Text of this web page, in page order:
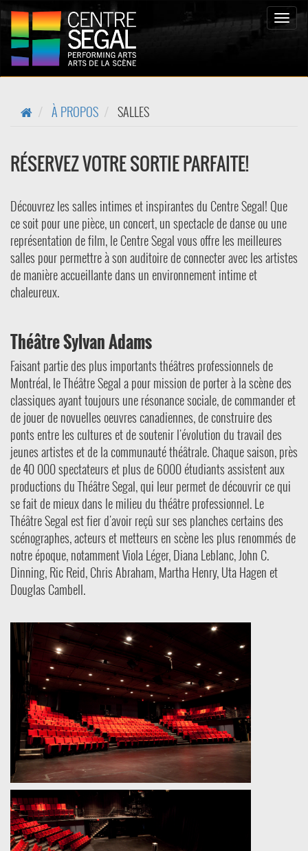
la
À PROPOS SALLES
RÉSERVEZ VOTRE SORTIE PARFAITE!
Découvrez les salles intimes et inspirantes du Centre Segal! Que
ce soit pour une pièce, un concert, un spectacle de danse ou une
représentation de film, le Centre Segal vous offre les meilleures
salles pour permettre à son auditoire de connecter avec les artistes
de manière accueillante dans un environnement intime et
chaleureux.
Théâtre Sylvan Adams
Faisant partie des plus importants théâtres professionnels de
Montréal, le Théâtre Segal a pour mission de porter à la scène des
classiques ayant toujours une résonance sociale, de commander et
de jouer de novuelles oeuvres canadiennes, de construire des
ponts entre les cultures et de soutenir l'évolution du travail des
jeunes artistes et de la communauté théâtrale. Chaque saison, près
de 40 000 spectateurs et plus de 6000 étudiants assistent aux
productions du Théâtre Segal, qui leur permet de découvrir ce qui
se fait de mieux dans le milieu du théâtre professionnel. Le
Théâtre Segal est fier d'avoir reçû sur ses planches certains des
scénographes, acteurs et metteurs en scène les plus renommés de
notre époque, notamment Viola Léger, Diana Leblanc, John C.
Dinning, Ric Reid, Chris Abraham, Martha Henry, Uta Hagen et
Douglas Cambell.